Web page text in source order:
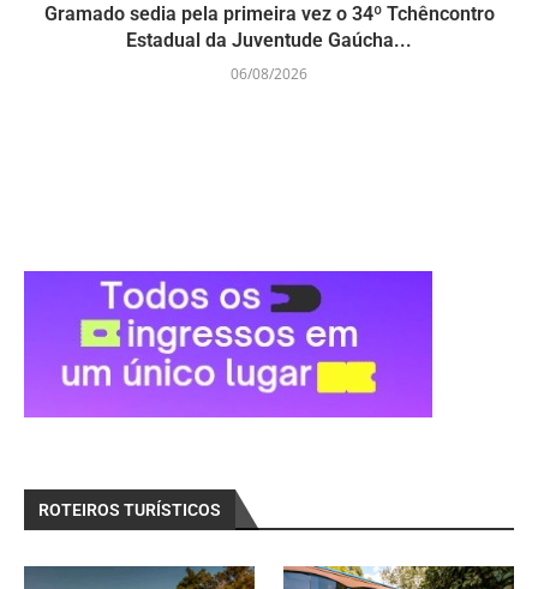
Gramado sedia pela primeira vez o 34º Tchêncontro
Estadual da Juventude Gaúcha...
06/08/2026
ROTEIROS TURÍSTICOS